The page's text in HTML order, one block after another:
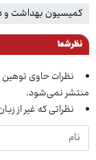
کمیسیون بهداشت
نظر شما
نظرات حاوی
منتشر نمی‌شود.
نظراتی که غیر از